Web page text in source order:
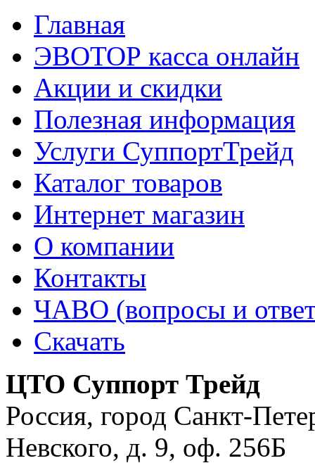
Главная
ЭВОТОР касса онлайн
Акции и скидки
Полезная информация
Услуги СуппортТрейд
Каталог товаров
Интернет магазин
О компании
Контакты
ЧАВО (вопросы и
Скачать
ЦТО Суппорт Трейд
Россия, город Санкт-
Невского, д. 9, оф. 256Б